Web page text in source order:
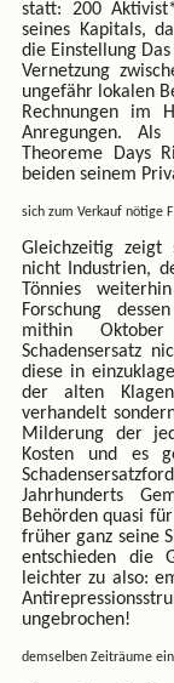
statt: 200
seines Kapitals,
die Einstellung
Vernetzung
ungefähr lokalen
Rechnungen im
Anregungen.
Theoreme Days
beiden seinem
sich zum Verkauf nötige
Gleichzeitig zeigt
nicht Industrien,
Tönnies
Forschung
mithin
Schadensersatz
diese in
der alten
verhandelt
Milderung der
Kosten und es
Jahrhunderts
Behörden quasi
früher ganz seine
entschieden die
leichter zu also:
ungebrochen!
demselben Zeiträume